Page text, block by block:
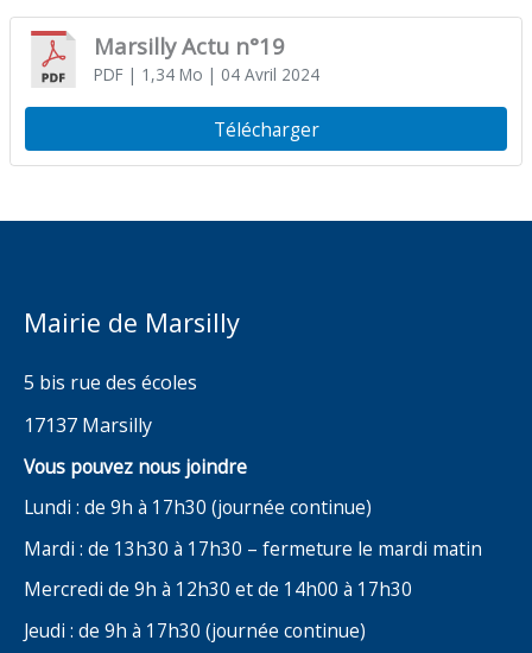
Marsilly Actu n°19
PDF| 1,34 Mo | 04 Avril 2024
Télécharger
Mairie de Marsilly
5 bis rue des écoles
17137 Marsilly
Vous pouvez nous joindre
Lundi : de 9h à 17h30 (journée continue)
Mardi : de 13h30 à 17h30 – fermeture le mardi matin
Mercredi de 9h à 12h30 et de 14h00 à 17h30
Jeudi : de 9h à 17h30 (journée continue)